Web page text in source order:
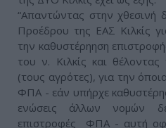
“Απαντώντας στην χθεσινή
Προέδρου της ΕΑΣ Κιλκίς
την καθυστέρηηση
του ν. Κιλκίς και
(τους αγρότες), για την
ΦΠΑ - εάν υπήρχε
ενώσεις άλλων νομών
επιστροφές ΦΠΑ - αυτή